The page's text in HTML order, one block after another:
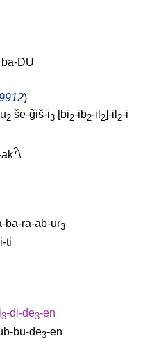
ba-DU
)
lu2 še-ĝiš-i3 [bi2-ib2-il 2]-il 2-i
?\
ba-ra-ab-ur3
ti
i3-di-de3-en
bu-de3-en